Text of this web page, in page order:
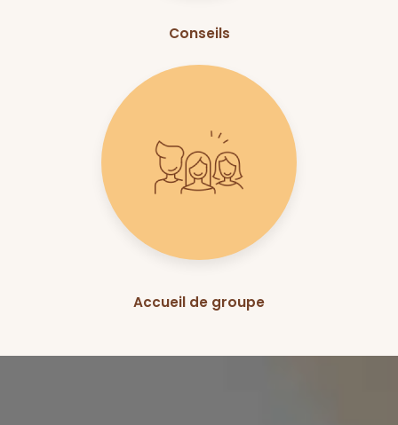
Conseils
Accueil de groupe